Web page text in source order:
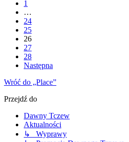
1
…
24
25
26
27
28
Następna
Wróć do „Place”
Przejdź do
Dawny Tczew
Aktualności
↳ Wyprawy